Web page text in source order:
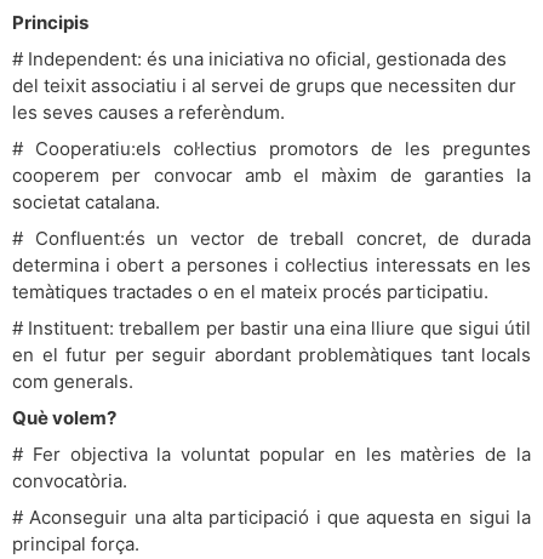
Principis
# Independent: és una iniciativa no oficial, gestionada des
del teixit associatiu i al servei de grups que necessiten dur
les seves causes a referèndum.
# Cooperatiu:els col·lectius promotors de les preguntes
cooperem per convocar amb el màxim de garanties la
societat catalana.
# Confluent:és un vector de treball concret, de durada
determina i obert a persones i col·lectius interessats en les
temàtiques tractades o en el mateix procés participatiu.
# Instituent: treballem per bastir una eina lliure que sigui útil
en el futur per seguir abordant problemàtiques tant locals
com generals.
Què volem?
# Fer objectiva la voluntat popular en les matèries de la
convocatòria.
# Aconseguir una alta participació i que aquesta en sigui la
principal força.